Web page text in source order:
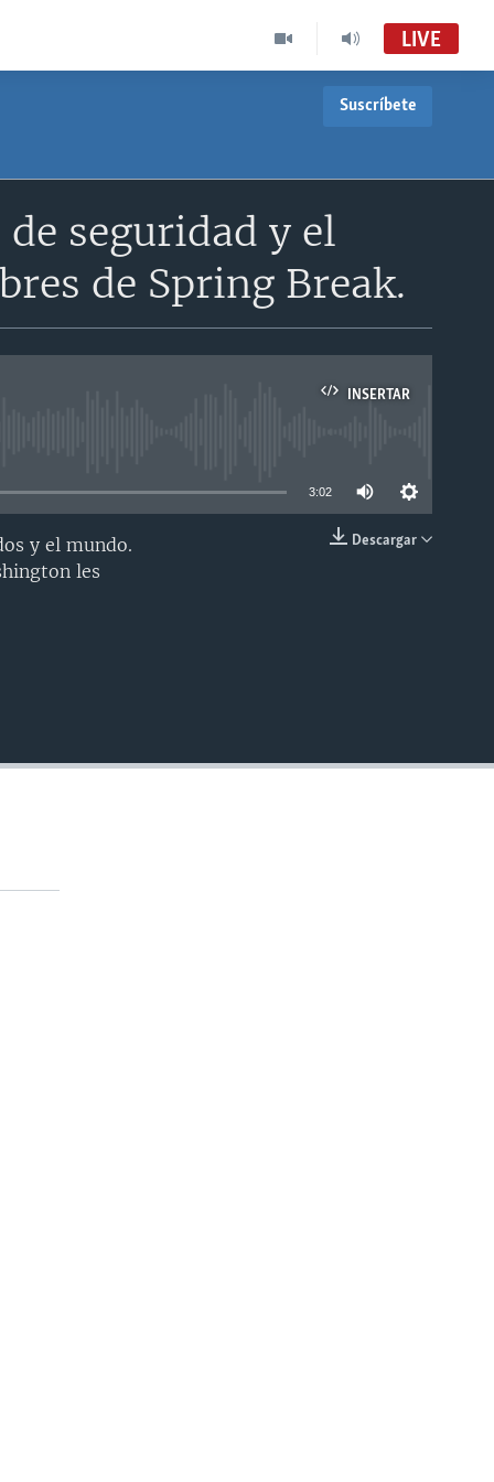
LIVE
Suscríbete
seguridad y el
de Spring Break.
INSERTAR
3:02
Descargar
y el mundo.
les